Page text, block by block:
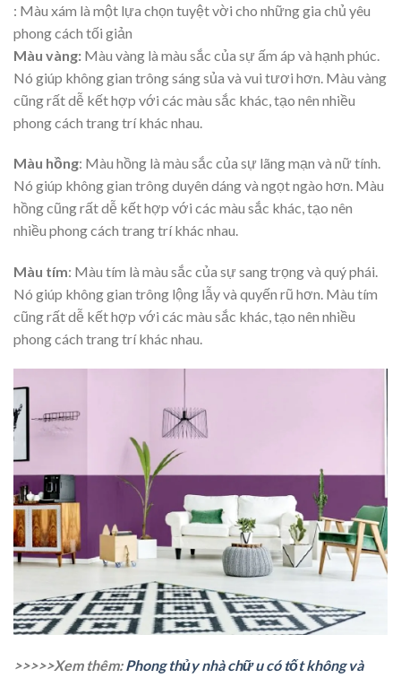
: Màu xám là một lựa chọn tuyệt vời cho những gia chủ yêu
phong cách tối giản
Màu vàng: Màu vàng là màu sắc của sự ấm áp và hạnh phúc.
Nó giúp không gian trông sáng sủa và vui tươi hơn. Màu vàng
cũng rất dễ kết hợp với các màu sắc khác, tạo nên nhiều
phong cách trang trí khác nhau.
Màu hồng: Màu hồng là màu sắc của sự lãng mạn và nữ tính.
Nó giúp không gian trông duyên dáng và ngọt ngào hơn. Màu
hồng cũng rất dễ kết hợp với các màu sắc khác, tạo nên
nhiều phong cách trang trí khác nhau.
Màu tím: Màu tím là màu sắc của sự sang trọng và quý phái.
Nó giúp không gian trông lộng lẫy và quyến rũ hơn. Màu tím
cũng rất dễ kết hợp với các màu sắc khác, tạo nên nhiều
phong cách trang trí khác nhau.
>>>>>Xem thêm:Phong thủy nhà chữ u có tốt không và